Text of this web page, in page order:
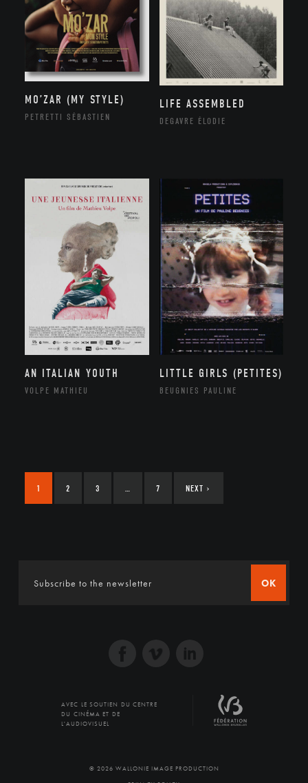
MO’ZAR (MY STYLE)
PETRETTI SÉBASTIEN
LIFE ASSEMBLED
DEGAVRE ÉLODIE
AN ITALIAN YOUTH
VOLPE MATHIEU
LITTLE GIRLS (PETITES)
BEUGNIES PAULINE
1 2 3 … 7 NEXT ›
OK
AVEC LE SOUTIEN DU CENTRE
DU CINÉMA ET DE
L'AUDIOVISUEL
© 2026 WALLONIE IMAGE PRODUCTION